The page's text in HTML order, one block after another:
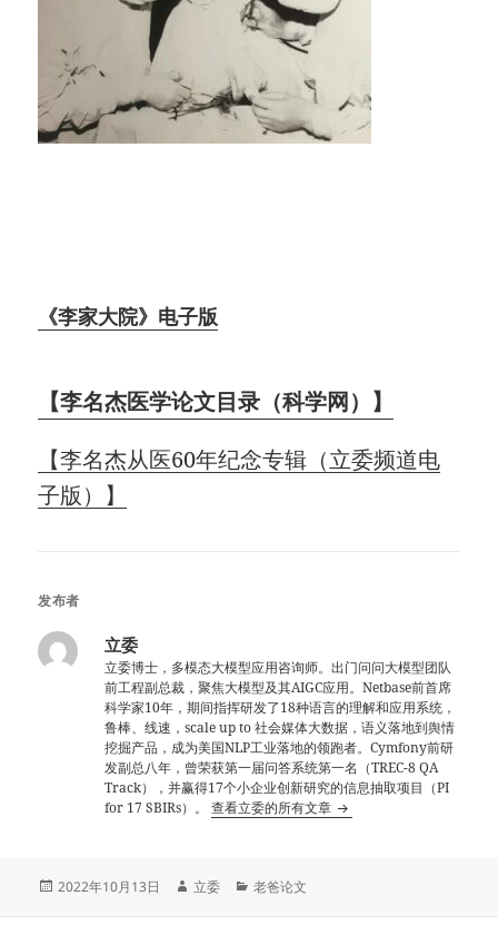
《李家大院》电子版
【李名杰医学论文目录（科学网）】
【李名杰从医60年纪念专辑（立委频道电
子版）】
发布者
立委
立委博士，多模态大模型应用咨询师。出门问问大模型团队
前工程副总裁，聚焦大模型及其AIGC应用。Netbase前首席
科学家10年，期间指挥研发了18种语言的理解和应用系统，
鲁棒、线速，scale up to 社会媒体大数据，语义落地到舆情
挖掘产品，成为美国NLP工业落地的领跑者。Cymfony前研
发副总八年，曾荣获第一届问答系统第一名（TREC-8 QA
Track），并赢得17个小企业创新研究的信息抽取项目（PI
for 17 SBIRs）。查看立委的所有文章
发
2022年10月13日
作
立委
分
老爸论文